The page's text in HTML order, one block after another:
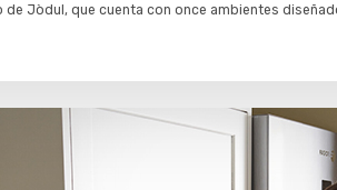
de Jòdul, que cuenta con once ambientes